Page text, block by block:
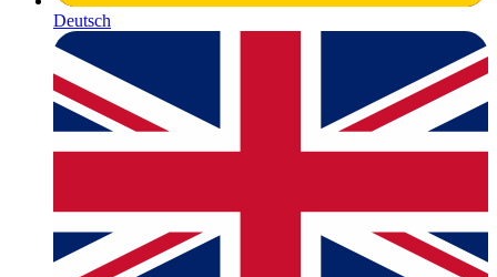
Deutsch